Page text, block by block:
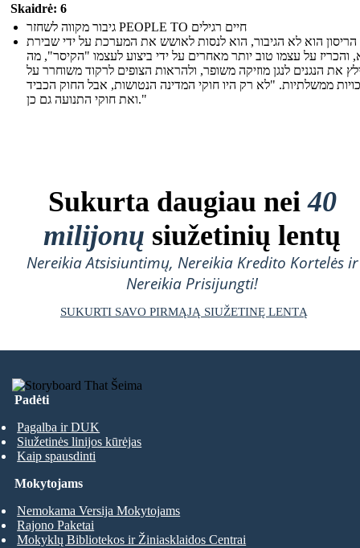
Skaidrė: 6
גיבור מקווה לשחזר PEOPLE TO חיים רגילים
הריסון הוא לא הגיבור, הוא לנסות לאושש את המערכת על ידי שבירת
והכריז על עצמו טוב יותר מאחרים על ידי ביצוע לעצמו "הקיסר", מה
את הנגנים לנגן מוזיקה משופר, ולהראות הצופים לרקוד משוחרר על
ממשלתיות. "לא רק היו חוקי המדינה הנטושות, אבל החוק הכביד
ואת חוקי התנועה גם כן."
Sukurta daugiau nei40
milijonų siužetinių lentų
Nereikia Atsisiuntimų, Nereikia Kredito Kortelės ir
Nereikia Prisijungti!
SUKURTI SAVO PIRMĄJĄ SIUŽETINĘ LENTĄ
Padėti
Pagalba ir DUK
Siužetinės linijos kūrėjas
Kaip spausdinti
Mokytojams
Nemokama Versija Mokytojams
Rajono Paketai
Mokyklų Bibliotekos ir Žiniasklaidos Centrai